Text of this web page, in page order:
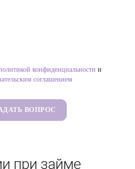
конфиденциальности и
соглашением
при займе